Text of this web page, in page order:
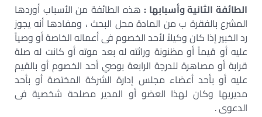
الطائفة الثانية وأسبابها :هذه الطائفة من الأسباب أوردها
المشرع بالفقرة ب من المادة محل البحث ، ومفادها أنه يجوز
رد الخبير إذا كان وكيلاً لأحد الخصوم فى أعماله الخاصة أو وصياً
عليه أو قيماً أو مظنونة وراثته له بعد موته أو كانت له صلة
قرابة أو مصاهرة للدرجة الرابعة بوصي أحد الخصوم أو بالقيم
عليه أو بأحد أعضاء مجلس إدارة الشركة المختصة أو بأحد
مديريها وكان لهذا العضو أو المدير مصلحة شخصية فى
الدعوى .